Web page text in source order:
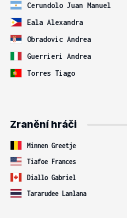
Cerundolo Juan Manuel
Eala Alexandra
Obradovic Andrea
Guerrieri Andrea
Torres Tiago
Zranění hráči
Minnen Greetje
Tiafoe Frances
Diallo Gabriel
Tararudee Lanlana